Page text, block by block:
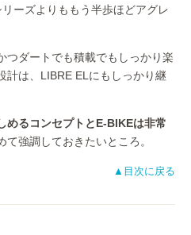
ーズよりももう半歩ほどアグレ
つダートでも積載でもしっかり楽
計は、LIBRE ELにもしっかり継
めるコンセプトとE-BIKEは非常
て強調しておきたいところ。
▲目次に戻る